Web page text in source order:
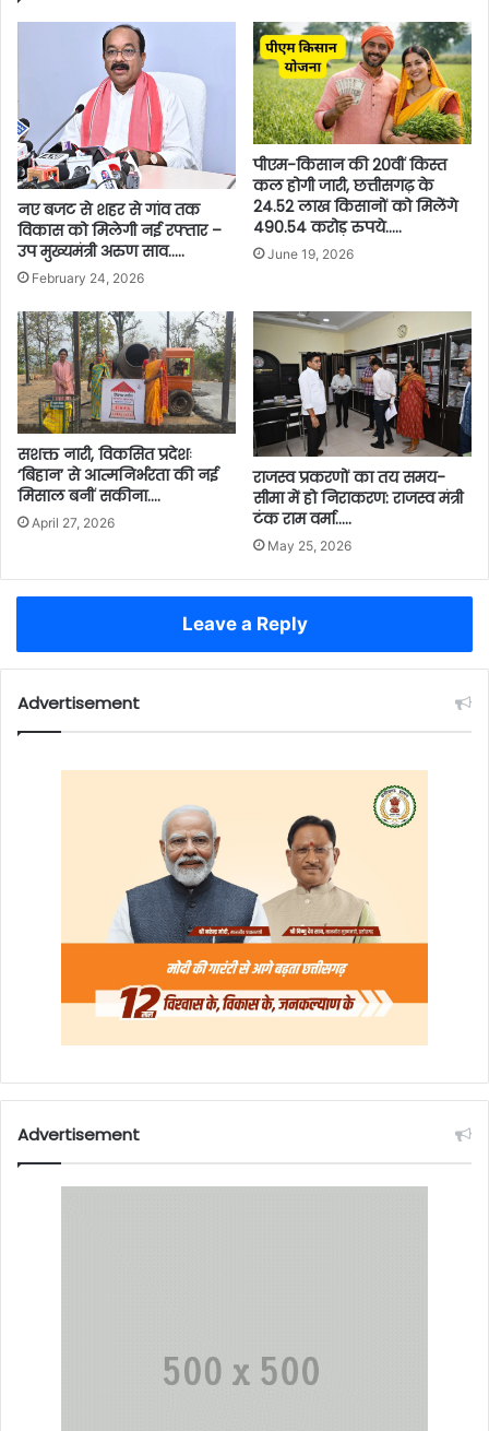
नए बजट से शहर से गांव तक
विकास को मिलेगी नई रफ्तार –
उप मुख्यमंत्री अरुण साव…..
February 24, 2026
पीएम-किसान की 20वीं किस्त
कल होगी जारी, छत्तीसगढ़ के
24.52 लाख किसानों को मिलेंगे
490.54 करोड़ रुपये…..
June 19, 2026
सशक्त नारी, विकसित प्रदेशः
‘बिहान’ से आत्मनिर्भरता की नई
मिसाल बनीं सकीना….
April 27, 2026
राजस्व प्रकरणों का तय समय-
सीमा में हो निराकरण: राजस्व मंत्री
टंक राम वर्मा…..
May 25, 2026
Leave a Reply
Advertisement
Advertisement